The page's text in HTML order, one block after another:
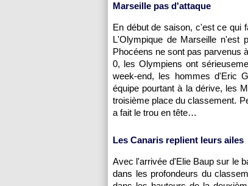
Marseille pas d'attaque
En début de saison, c'est ce qui
L'Olympique de Marseille n'est
Phocéens ne sont pas parvenus
0, les Olympiens ont
week-end, les hommes d'Eric
équipe pourtant à la dérive, les
troisième place du classement.
a fait le trou en tête…
Les Canaris replient leurs ailes
Avec l'arrivée d'Elie Baup sur le
dans les profondeurs du